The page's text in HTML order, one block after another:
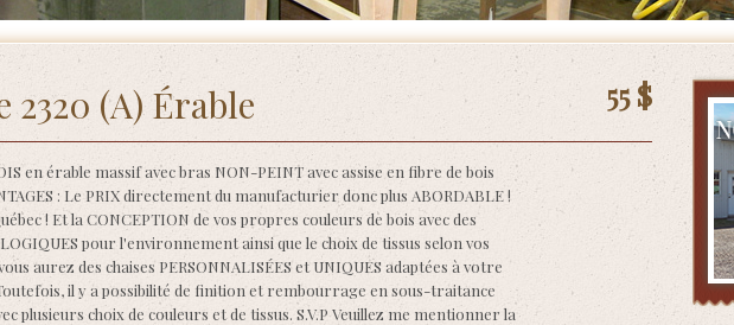
/Chaises en bois avec bras/Chaise 2320 (A) Érable
55 $
2320 (A) Érable
en érable massif avec bras NON-PEINT avec assise en fibre de bois
: Le PRIX directement du manufacturier donc plus ABORDABLE !
! Et la CONCEPTION de vos propres couleurs de bois avec des
pour l'environnement ainsi que le choix de tissus selon vos
aurez des chaises PERSONNALISÉES et UNIQUES adaptées à votre
il y a possibilité de finition et rembourrage en sous-traitance
plusieurs choix de couleurs et de tissus. S.V.P Veuillez me mentionner la